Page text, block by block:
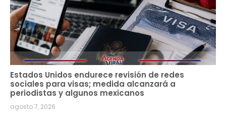
Estados Unidos endurece revisión de redes
sociales para visas; medida alcanzará a
periodistas y algunos mexicanos
agosto 7, 2026